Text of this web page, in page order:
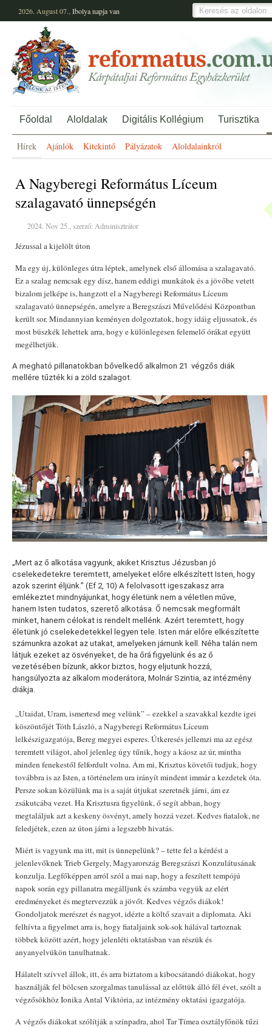
2026. August 07., Ibolyanapja van
Főoldal Aloldalak Digitális Kollégium Turisztika
Hírek Ajánlók Kitekintő Pályázatok Aloldalainkról
A Nagyberegi Református Líceum
szalagavató ünnepségén
2024. Nov 25., szerző: Adminisztrátor
Jézussal a kijelölt úton
Ma egy új, különleges útra léptek, amelynek első állomása a szalagavató.
Ez a szalag nemcsak egy dísz, hanem eddigi munkátok és a jövőbe vetett
bizalom jelképe is, hangzott el a Nagyberegi Református Líceum
szalagavató ünnepségén, amelyre a Beregszászi Művelődési Központban
került sor. Mindannyian keményen dolgoztatok, hogy idáig eljussatok, és
most büszkék lehettek arra, hogy e különlegesen felemelő órákat együtt
megélhetjük.
A megható pillanatokban bővelkedő alkalmon 21 végzős diák
mellére tűzték ki a zöld szalagot.
„Mert az ő alkotása vagyunk, akiket Krisztus Jézusban jó
cselekedetekre teremtett, amelyeket előre elkészített Isten, hogy
azok szerint éljünk.” (Ef 2, 10) A felolvasott igeszakasz arra
emlékeztet mindnyájunkat, hogy életünk nem a véletlen műve,
hanem Isten tudatos, szerető alkotása. Ő nemcsak megformált
minket, hanem célokat is rendelt mellénk. Azért teremtett, hogy
életünk jó cselekedetekkel legyen tele. Isten már előre elkészítette
számunkra azokat az utakat, amelyeken járnunk kell. Néha talán nem
látjuk ezeket az ösvényeket, de ha őrá figyelünk és az ő
vezetésében bízunk, akkor biztos, hogy eljutunk hozzá,
hangsúlyozta az alkalom moderátora, Molnár Szintia, az intézmény
diákja.
„Utaidat, Uram, ismertesd meg velünk” – ezekkel a szavakkal kezdte igei
köszöntőjét Tóth László, a Nagyberegi Református Líceum
lelkészigazgatója, Bereg megyei esperes. Útkeresés jellemzi ma az egész
teremtett világot, ahol jelenleg úgy tűnik, hogy a káosz az úr, mintha
minden fenekestől felfordult volna. Ám mi, Krisztus követői tudjuk, hogy
továbbra is az Isten, a történelem ura irányít mindent immár a kezdetek óta.
Persze sokan közülünk ma is a saját útjukat szeretnék járni, ám ez
zsákutcába vezet. Ha Krisztusra figyelünk, ő segít abban, hogy
megtaláljuk azt a keskeny ösvényt, amely hozzá vezet. Kedves fiatalok, ne
feledjétek, ezen az úton járni a legszebb hivatás.
Miért is vagyunk ma itt, mit is ünnepelünk? – tette fel a kérdést a
jelenlevőknek Trieb Gergely, Magyarország Beregszászi Konzulátusának
konzulja. Legfőképpen arról szól a mai nap, hogy a feszített tempójú
napok során egy pillanatra megálljunk és számba vegyük az elért
eredményeket és megtervezzük a jövőt. Kedves végzős diákok!
Gondoljatok merészet és nagyot, idézte a költő szavait a diplomata. Aki
felhívta a figyelmet arra is, hogy fiataljaink sok-sok hálával tartoznak
többek között azért, hogy jelenléti oktatásban van részük és
anyanyelvükön tanulhatnak.
Hálatelt szívvel állok, itt, és arra biztatom a kibocsátandó diákokat, hogy
használják fel bölcsen szorgalmas tanulással az előttük álló fél évet, szólt a
végzősökhöz Ionika Antal Viktória, az intézmény oktatási igazgatója.
A végzős diákokat szólítják a színpadra, ahol Tar Tímea osztályfőnök tűzi